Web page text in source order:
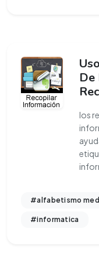
De
los
#alfabetismo
#informatica